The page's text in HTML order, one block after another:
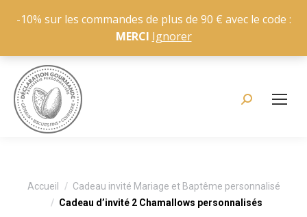
-10% sur les commandes de plus de 90 € avec le code :
MERCI Ignorer
Recherche
Vous êtes ici :
Accueil
Cadeau invité Mariage et Baptême personnalisé
Cadeau d’invité 2 Chamallows personnalisés